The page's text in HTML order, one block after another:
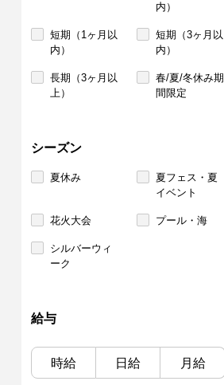
内）
短期（1ヶ月以
内）
短期（3ヶ月以
内）
長期（3ヶ月以
上）
春/夏/冬休み期
間限定
シーズン
夏休み
夏フェス・夏
イベント
花火大会 プール・海
シルバーウィ
ーク
給与
時給 日給 月給